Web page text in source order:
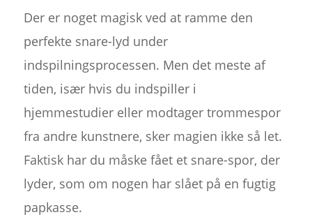
Der er noget magisk ved at ramme den
perfekte snare-lyd under
indspilningsprocessen. Men det meste af
tiden, især hvis du indspiller i
hjemmestudier eller modtager trommespor
fra andre kunstnere, sker magien ikke så let.
Faktisk har du måske fået et snare-spor, der
lyder, som om nogen har slået på en fugtig
papkasse.